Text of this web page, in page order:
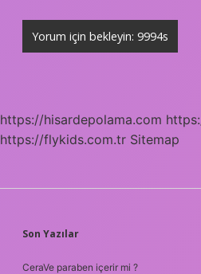
https://hisardepolama.com
https://flykids.com.tr Sitemap
SIDEBAR
Son Yazılar
CeraVe paraben içerir mi ?